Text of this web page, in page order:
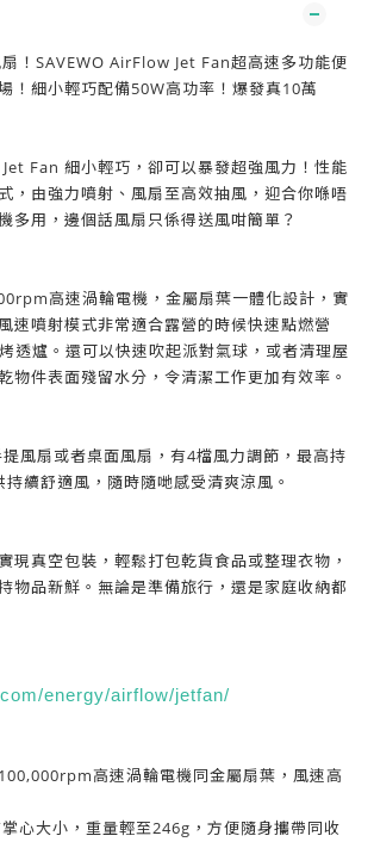
！SAVEWO AirFlow Jet Fan超高速多功能便
！細小輕巧配備50W高功率！爆發真10萬
Fan 細小輕巧，卻可以暴發超強風力！性能
，由強力噴射、風扇至高效抽風，迎合你喺唔
多用，邊個話風扇只係得送風咁簡單？
高速渦輪電機，金屬扇葉一體化設計，實
速噴射模式非常適合露營的時候快速點燃營
透爐。還可以快速吹起派對氣球，或者清理屋
物件表面殘留水分，令清潔工作更加有效率。
風扇或者桌面風扇，有4檔風力調節，最高持
續舒適風，隨時隨哋感受清爽涼風。
現真空包裝，輕鬆打包乾貨食品或整理衣物，
物品新鮮。無論是準備旅行，還是家庭收納都
energy/airflow/jetfan/
高速渦輪電機同金屬扇葉，風速高
心大小，重量輕至246g，方便隨身攜帶同收